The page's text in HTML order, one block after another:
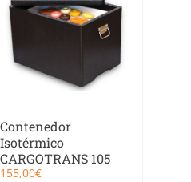
Contenedor
Isotérmico
CARGOTRANS 105
155,00€